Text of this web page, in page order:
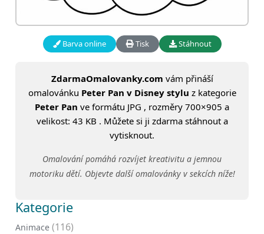
Barva online Tisk Stáhnout
ZdarmaOmalovanky.com vám přináší
omalovánku Peter Pan v Disney stylu z kategorie
Peter Pan ve formátu JPG , rozměry 700×905 a
velikost: 43 KB . Můžete si ji zdarma stáhnout a
vytisknout.
Omalování pomáhá rozvíjet kreativitu a jemnou
motoriku dětí. Objevte další omalovánky v sekcích níže!
Kategorie
Animace (116)